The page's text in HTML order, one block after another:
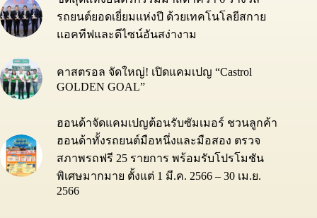
รถยนต์ยอดเยี่ยมแห่งปี ด้วยเทคโนโลยีสกาย
แอคทีฟและดีไซน์อันสง่างาม
คาสตรอล จัดใหญ่! เปิดแคมเปญ “Castrol
GOLDEN GOAL”
ฮอนด้าจัดแคมเปญต้อนรับซัมเมอร์ ชวนลูกค้า
ฮอนด้าทั้งรถยนต์มือหนึ่งและมือสอง ตรวจ
สภาพรถฟรี 25 รายการ พร้อมรับโปรโมชัน
พิเศษมากมาย ตั้งแต่ 1 มี.ค. 2566 – 30 เม.ย.
2566